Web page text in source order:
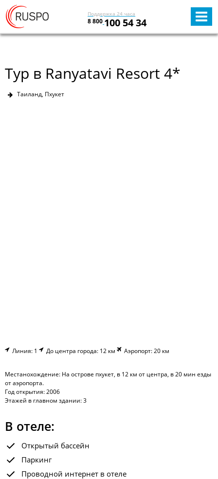
Поддержка 24 часа
8 800 100 54 34
Тур в Ranyatavi Resort 4*
Таиланд, Пхукет
Линия: 1 До центра города: 12 км Аэропорт: 20 км
Местанохождение: На острове пхукет, в 12 км от центра, в 20 мин езды
от аэропорта.
Год открытия: 2006
Этажей в главном здании: 3
В отеле:
Открытый бассейн
Паркинг
Проводной интернет в отеле